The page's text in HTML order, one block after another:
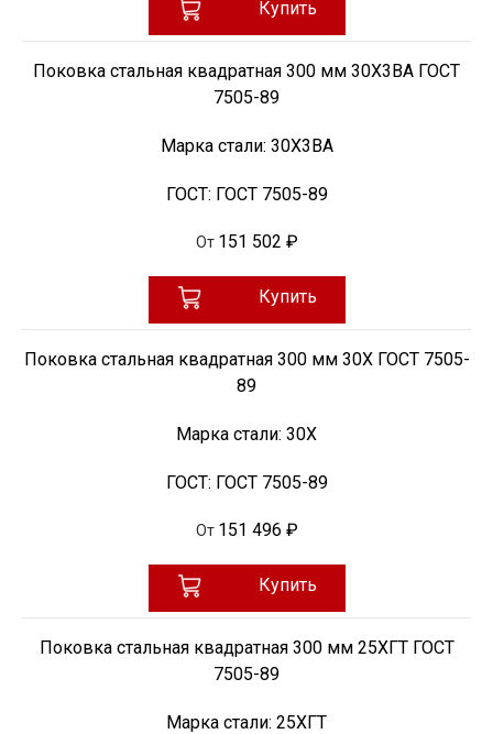
Купить
Поковка стальная квадратная 300 мм 30Х3ВА ГОСТ
7505-89
Марка стали: 30Х3ВА
ГОСТ: ГОСТ 7505-89
От 151 502 ₽
Купить
Поковка стальная квадратная 300 мм 30Х ГОСТ 7505-
89
Марка стали: 30Х
ГОСТ: ГОСТ 7505-89
От 151 496 ₽
Купить
Поковка стальная квадратная 300 мм 25ХГТ ГОСТ
7505-89
Марка стали: 25ХГТ